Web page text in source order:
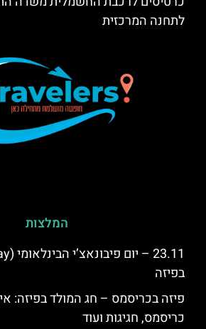
לתחנה המרכזית
המלצות
בפיזה
פיזה בכריסמס – חג המולד בפיזה:
כריסמס, חגיגות ועוד